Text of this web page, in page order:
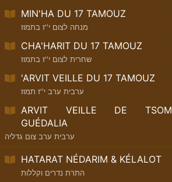
MIN'HA DU 17 TAMOUZ
מנחה לצום י''ז בתמוז
CHA'HARIT DU 17 TAMOUZ
שחרית לצום י''ז בתמוז
'ARVIT VEILLE DU 17 TAMOUZ
ערבית ערב י''ז תמוז
ARVIT VEILLE DE TSOM
GUÉDALIA
ערבית ערב צום גדליה
HATARAT NÉDARIM & KÉLALOT
התרת נדרים וקללות